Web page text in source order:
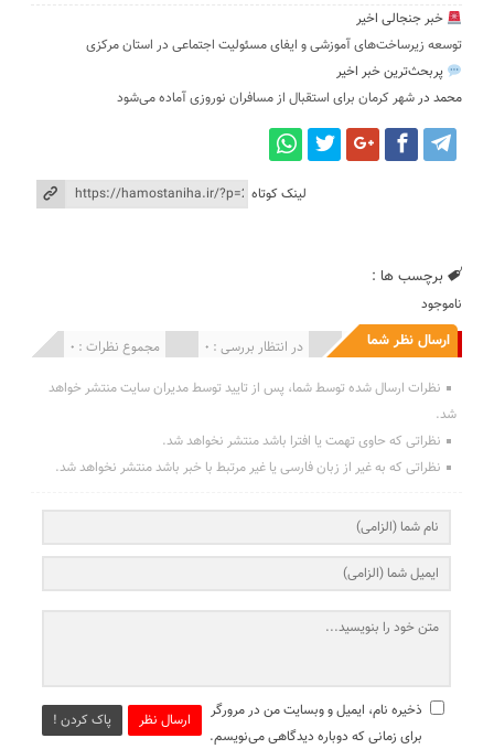
خبر جنجالی اخیر
توسعه زیرساخت‌های آموزشی و ایفای مسئولیت اجتماعی در استان مرکزی
پربحث‌ترین خبر اخیر
محمد درشهر کرمان برای استقبال از مسافران نوروزی آماده می‌شود
لینک کوتاه
برچسب ها :
ناموجود
ارسال نظر شما مجموع نظرات : 0 در انتظار بررسی : 0 انتشار یافته : 0
نظرات ارسال شده توسط شما، پس از تایید توسط مدیران سایت منتشر خواهد
شد.
نظراتی که حاوی تهمت یا افترا باشد منتشر نخواهد شد.
نظراتی که به غیر از زبان فارسی یا غیر مرتبط با خبر باشد منتشر نخواهد شد.
ارسال نظر پاک کردن !
ذخیره نام، ایمیل و وبسایت من در مرورگر
برای زمانی که دوباره دیدگاهی می‌نویسم.